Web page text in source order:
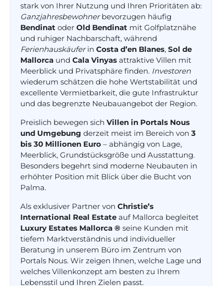
stark von Ihrer Nutzung und Ihren Prioritäten ab:
Ganzjahresbewohnerbevorzugen häufig
Bendinat oder Old Bendinat mit Golfplatznähe
und ruhiger Nachbarschaft, während
Ferienhauskäuferin Costa d’en Blanes, Sol de
Mallorca und Cala Vinyas attraktive Villen mit
Meerblick und Privatsphäre finden. Investoren
wiederum schätzen die hohe Wertstabilität und
excellente Vermietbarkeit, die gute Infrastruktur
und das begrenzte Neubauangebot der Region.
Preislich bewegen sich Villen in Portals Nous
und Umgebung derzeit meist im Bereich von 3
bis 30 Millionen Euro – abhängig von Lage,
Meerblick, Grundstücksgröße und Ausstattung.
Besonders begehrt sind moderne Neubauten in
erhöhter Position mit Blick über die Bucht von
Palma.
Als exklusiver Partner von Christie’s
International Real Estate auf Mallorca begleitet
Luxury Estates Mallorca ® seine Kunden mit
tiefem Marktverständnis und individueller
Beratung in unserem Büro im Zentrum von
Portals Nous. Wir zeigen Ihnen, welche Lage und
welches Villenkonzept am besten zu Ihrem
Lebensstil und Ihren Zielen passt.